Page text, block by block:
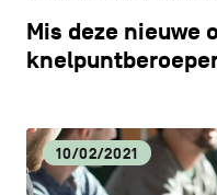
Mis deze nieuwe
10/02/2021